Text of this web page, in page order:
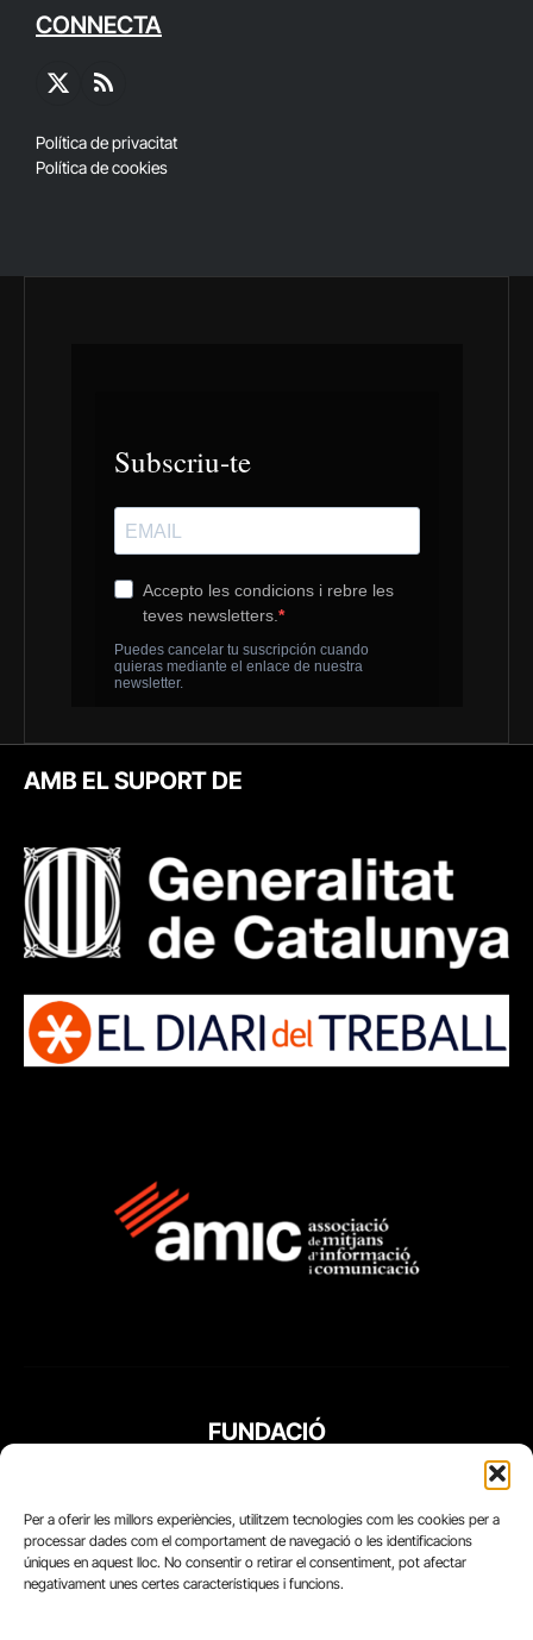
Per a oferir les millors experiències, utilitzem tecnologies com les cookies per a
processar dades com el comportament de navegació o les identificacions
úniques en aquest lloc. No consentir o retirar el consentiment, pot afectar
negativament unes certes característiques i funcions.
CONNECTA
X
RSS
Política de privacitat
Política de cookies
AMB EL SUPORT DE
FUNDACIÓ